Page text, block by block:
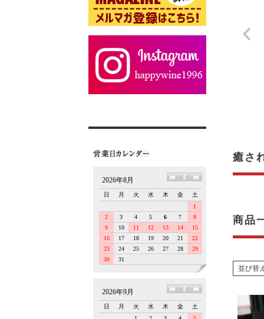
癒さ
商品
並び替